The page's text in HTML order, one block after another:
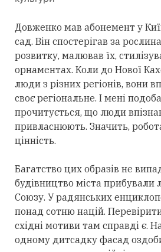
Довженко мав абонемент у
сад. Він спостерігав за
розвитку, малював їх,
орнаментах. Коли до Нової
люди з різних регіонів, вони
своє регіональне. І мені
прочитується, що люди
привласнюють. Значить,
цінність.
Багатство цих образів не
будівництво міста прибували
Союзу. У радянських
понад сотню націй.
східні мотиви там справді є.
одному дитсадку фасад